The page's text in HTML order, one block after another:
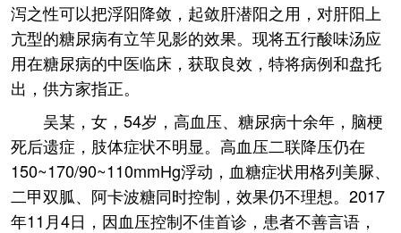
泻之性可以把浮阳降敛，起敛肝潜阳之用，对肝阳上
亢型的糖尿病有立竿见影的效果。现将五行酸味汤应
用在糖尿病的中医临床，获取良效，特将病例和盘托
出，供方家指正。
吴某，女，54岁，高血压、糖尿病十余年，脑梗
死后遗症，肢体症状不明显。高血压二联降压仍在
150~170/90~110mmHg浮动，血糖症状用格列美脲、
二甲双胍、阿卡波糖同时控制，效果仍不理想。2017
年11月4日，因血压控制不佳首诊，患者不善言语，